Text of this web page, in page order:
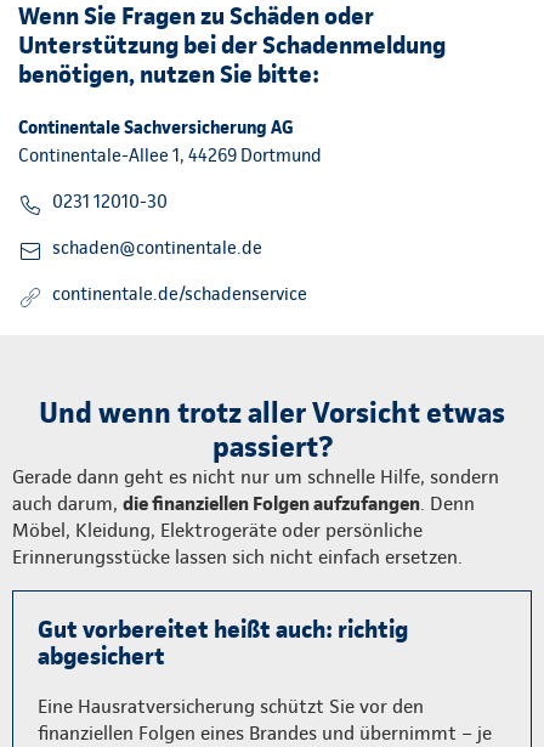
Wenn Sie Fragen zu Schäden oder
Unterstützung bei der Schadenmeldung
benötigen, nutzen Sie bitte:
Continentale Sachversicherung AG
Continentale-Allee 1, 44269 Dortmund
0231 12010-30
schaden@continentale.de
continentale.de/schadenservice
Und wenn trotz aller Vorsicht etwas
passiert?
Gerade dann geht es nicht nur um schnelle Hilfe, sondern
auch darum, die finanziellen Folgen aufzufangen. Denn
Möbel, Kleidung, Elektrogeräte oder persönliche
Erinnerungsstücke lassen sich nicht einfach ersetzen.
Gut vorbereitet heißt auch: richtig
abgesichert
Eine Hausratversicherung schützt Sie vor den
finanziellen Folgen eines Brandes und übernimmt – je